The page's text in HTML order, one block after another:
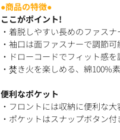
●商品の特徴●
ここがポイント!
・着脱しやすい長めのファスナ
・袖口は面ファスナーで調節可
・ドローコードでフィット感
・焚き火を楽しめる、綿100%
便利なポケット
・フロントには収納に便利な
・ポケットはスナップボタン